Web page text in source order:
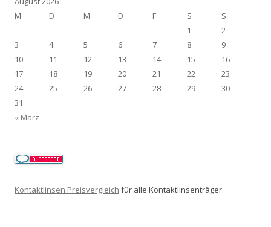
M
D M D F S
S
1
2
3
4 5 6 7 8
9
10
11 12 13 14 15
16
17
18 19 20 21 22
23
24
25 26 27 28 29
30
31
« März
Kontaktlinsen Preisvergleich für alle Kontaktlinsenträger